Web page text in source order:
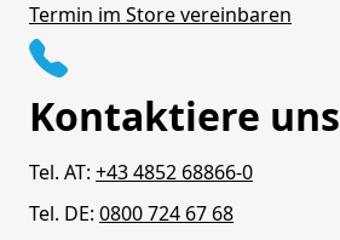
Termin im Store vereinbaren
Kontaktiere uns
Tel. AT: +43 4852 68866-0
Tel. DE: 0800 724 67 68